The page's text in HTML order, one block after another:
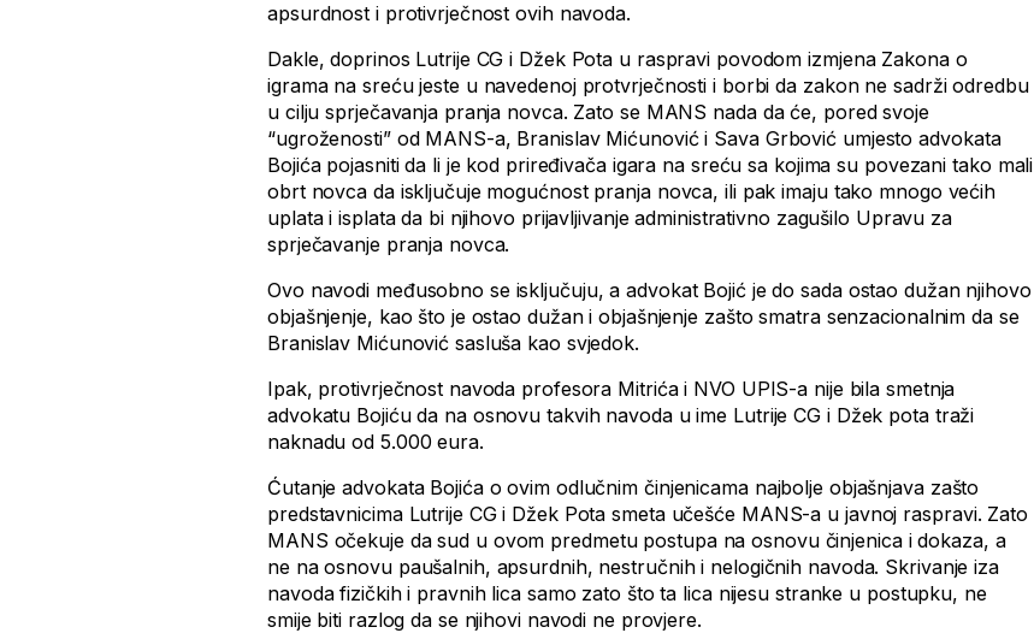
apsurdnost i protivrječnost ovih navoda.
Dakle, doprinos Lutrije CG i Džek Pota u raspravi povodom izmjena Zakona o
igrama na sreću jeste u navedenoj protvrječnosti i borbi da zakon ne sadrži odredbu
u cilju sprječavanja pranja novca. Zato se MANS nada da će, pored svoje
“ugroženosti” od MANS-a, Branislav Mićunović i Sava Grbović umjesto advokata
Bojića pojasniti da li je kod priređivača igara na sreću sa kojima su povezani tako mali
obrt novca da isključuje mogućnost pranja novca, ili pak imaju tako mnogo većih
uplata i isplata da bi njihovo prijavljivanje administrativno zagušilo Upravu za
sprječavanje pranja novca.
Ovo navodi međusobno se isključuju, a advokat Bojić je do sada ostao dužan njihovo
objašnjenje, kao što je ostao dužan i objašnjenje zašto smatra senzacionalnim da se
Branislav Mićunović sasluša kao svjedok.
Ipak, protivrječnost navoda profesora Mitrića i NVO UPIS-a nije bila smetnja
advokatu Bojiću da na osnovu takvih navoda u ime Lutrije CG i Džek pota traži
naknadu od 5.000 eura.
Ćutanje advokata Bojića o ovim odlučnim činjenicama najbolje objašnjava zašto
predstavnicima Lutrije CG i Džek Pota smeta učešće MANS-a u javnoj raspravi. Zato
MANS očekuje da sud u ovom predmetu postupa na osnovu činjenica i dokaza, a
ne na osnovu paušalnih, apsurdnih, nestručnih i nelogičnih navoda. Skrivanje iza
navoda fizičkih i pravnih lica samo zato što ta lica nijesu stranke u postupku, ne
smije biti razlog da se njihovi navodi ne provjere.